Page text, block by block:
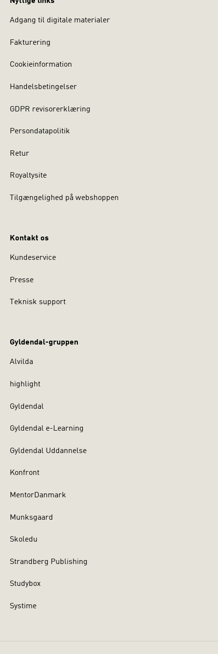
Adgang til digitale materialer
Fakturering
Cookieinformation
Handelsbetingelser
GDPR revisorerklæring
Persondatapolitik
Retur
Royaltysite
Tilgængelighed på webshoppen
Kontakt os
Kundeservice
Presse
Teknisk support
Gyldendal-gruppen
Alvilda
highlight
Gyldendal
Gyldendal e-Learning
Gyldendal Uddannelse
Konfront
MentorDanmark
Munksgaard
Skoledu
Strandberg Publishing
Studybox
Systime